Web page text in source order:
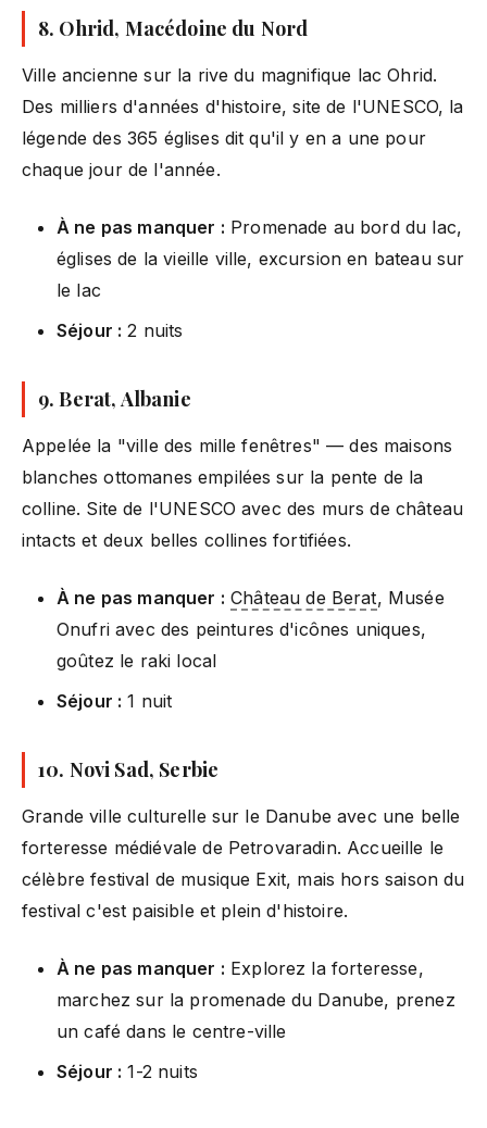
8. Ohrid, Macédoine du Nord
Ville ancienne sur la rive du magnifique lac Ohrid.
Des milliers d'années d'histoire, site de l'UNESCO, la
légende des 365 églises dit qu'il y en a une pour
chaque jour de l'année.
À ne pas manquer : Promenade au bord du lac,
églises de la vieille ville, excursion en bateau sur
le lac
Séjour : 2 nuits
9. Berat, Albanie
Appelée la "ville des mille fenêtres" — des maisons
blanches ottomanes empilées sur la pente de la
colline. Site de l'UNESCO avec des murs de château
intacts et deux belles collines fortifiées.
À ne pas manquer : Château de Berat, Musée
Onufri avec des peintures d'icônes uniques,
goûtez le raki local
Séjour : 1 nuit
10. Novi Sad, Serbie
Grande ville culturelle sur le Danube avec une belle
forteresse médiévale de Petrovaradin. Accueille le
célèbre festival de musique Exit, mais hors saison du
festival c'est paisible et plein d'histoire.
À ne pas manquer : Explorez la forteresse,
marchez sur la promenade du Danube, prenez
un café dans le centre-ville
Séjour : 1-2 nuits